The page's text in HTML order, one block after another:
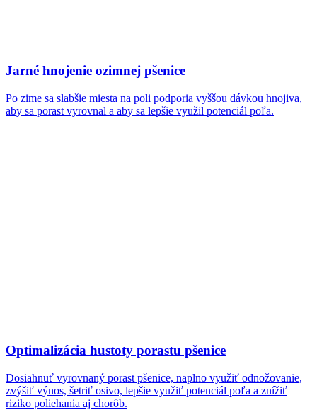
Jarné hnojenie ozimnej pšenice
Po zime sa slabšie miesta na poli podporia vyššou dávkou hnojiva,
aby sa porast vyrovnal a aby sa lepšie využil potenciál poľa.
Optimalizácia hustoty porastu pšenice
Dosiahnuť vyrovnaný porast pšenice, naplno využiť odnožovanie,
zvýšiť výnos, šetriť osivo, lepšie využiť potenciál poľa a znížiť
riziko poliehania aj chorôb.